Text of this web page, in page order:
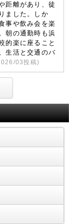
距離があり、徒
ました。しか
事や飲み会を楽
朝の通勤時も浜
的楽に座ること
生活と交通のバ
03投稿)